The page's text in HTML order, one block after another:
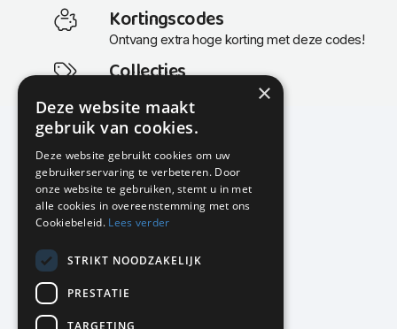
Kortingscodes
Ontvang extra hoge korting met deze codes!
Collecties
Actuele en populaire collecties
KMP Kantoormeubilair
Airport Business Park
Frankfurtstraat 29-31
1175 RH Lijnden
020-617 01 26
info@kmpkantoormeubilair.nl
Facebook
×
Deze website maakt
gebruik van cookies.
Deze website gebruikt cookies om uw
gebruikerservaring te verbeteren. Door
onze website te gebruiken, stemt u in met
alle cookies in overeenstemming met ons
Cookiebeleid. Lees verder
STRIKT NOODZAKELIJK
PRESTATIE
TARGETING